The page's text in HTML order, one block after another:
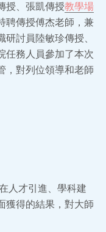
授、張凱傳授教學場
聘傳授傅杰老師，兼
討員陸敏珍傳授、
任務人員參加了本次
，對列位領導和老師
人才引進、學科建
獲得的結果，對大師